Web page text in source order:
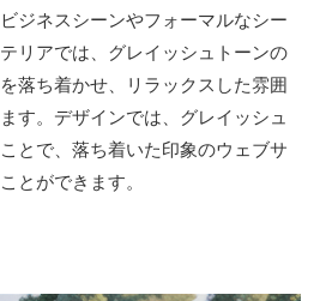
ジネスシーンやフォーマルなシー
リアでは、グレイッシュトーンの
落ち着かせ、リラックスした雰囲
す。デザインでは、グレイッシュ
とで、落ち着いた印象のウェブサ
とができます。